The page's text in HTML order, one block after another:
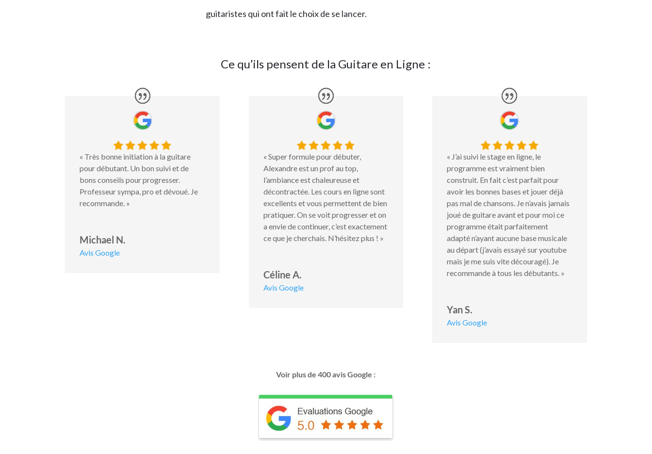
guitaristes qui ont fait le choix de se lancer.
Ce qu’ils pensent de la Guitare en Ligne :
« Très bonne initiation à la guitare
pour débutant. Un bon suivi et de
bons conseils pour progresser.
Professeur sympa, pro et dévoué. Je
recommande. »
Michael N.
Avis Google
« Super formule pour débuter,
Alexandre est un prof au top,
l’ambiance est chaleureuse et
décontractée. Les cours en ligne sont
excellents et vous permettent de bien
pratiquer. On se voit progresser et on
a envie de continuer, c’est exactement
ce que je cherchais. N’hésitez plus ! »
Céline A.
Avis Google
« J’ai suivi le stage en ligne, le
programme est vraiment bien
construit. En fait c’est parfait pour
avoir les bonnes bases et jouer déjà
pas mal de chansons. Je n’avais jamais
joué de guitare avant et pour moi ce
programme était parfaitement
adapté n’ayant aucune base musicale
au départ (j’avais essayé sur youtube
mais je me suis vite découragé). Je
recommande à tous les débutants. »
Yan S.
Avis Google
Voir plus de 400 avis Google :